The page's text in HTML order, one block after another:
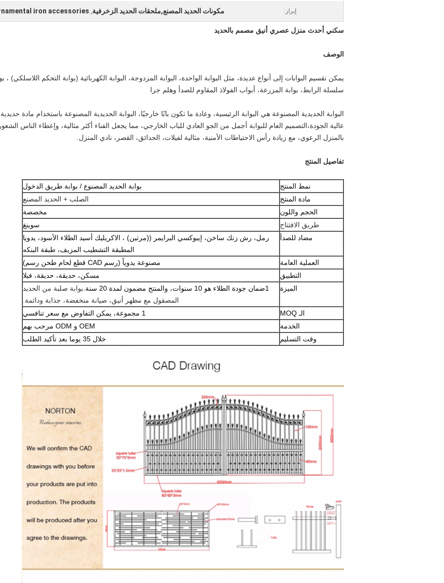
إبراز: مكونات الحديد المصنع,ملحقات الحديد الزخرفية,
iron accessories
سكني أحدث منزل عصري أنيق مصمم بالحديد
الوصف
يمكن تقسيم البوابات إلى أنواع عديدة، مثل البوابة الواحدة، البوابة المزدوجة، البوابة الكهربائية (بوابة التحكم اللاسلكي) ،
سلسلة الرابط، بوابة المزرعة، أبواب الفولاذ المقاوم للصدأ وهلم جرا
البوابة الحديدية المصنوعة هي البوابة الرئيسية، وعادة ما تكون بابًا خارجيًا، البوابة الحديدية المصنوعة باستخدام مادة حديدية
عالية الجودة،التصميم العام للبوابة أجمل من الجو العادي للباب الخارجي، مما يجعل الفناء أكثر مثالية، وإعطاء الناس الشعور
بالمنزل الرعوي، مع زيادة رأس الاحتياطات الأمنية، مثالية لفيلات، الحدائق، القصر، نادي المنزل.
تفاصيل المنتج
نمط المنتج
بوابة الحديد المصنوع / بوابة طريق الدخول
مادة المنتج
الصلب + الحديد المصنع
الحجم واللون
مخصصة
طريق الافتتاح
سوينغ
مضاد للصدأ
رمل، رش زنك ساخن، إيبوكسي البرايمر ((مرتين) ، الاكريليك أسيد الطلاء الأسود، يدويا
المطبقة التشطيب المزيف، طبقة البنكه
العملية العامة
مصنوعة يدوياً (رسم CAD قطع لحام طحن رسم)
التطبيق
مسكن، حديقة، حديقة، فيلا
الميزة
1ضمان جودة الطلاء هو 10 سنوات، والمنتج مضمون لمدة 20 سنة.
بوابة صلبة من الحديد
المصقول مع مظهر أنيق، صيانة منخفضة، جذابة ودائمة.
الـ MOQ
1 مجموعة، يمكن التفاوض مع سعر تنافسي
الخدمة
OEM و ODM مرحب بهم
وقت التسليم
خلال 35 يوما بعد تأكيد الطلب